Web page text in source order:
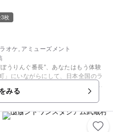
3枚
ラオケ, アミューズメント
うりんぐ番長”、あなたはもう体験
」にいながらにして、日本全国のラ
ガチンコバトル感覚の画期的なシ
長はだ～れだ？また、カラオケ、ア
のほか、バッティング＆ピッチング
にも、ラウンドワンを利用しよう！
みる